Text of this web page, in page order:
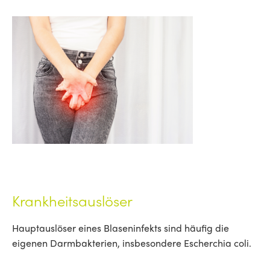
Krankheitsauslöser
Hauptauslöser eines Blaseninfekts sind häufig die
eigenen Darmbakterien, insbesondere Escherchia coli.